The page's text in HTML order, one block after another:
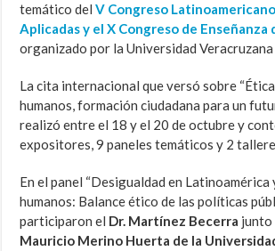
temático delV Congreso
Aplicadas y el X Congreso de Enseñanza
organizado por la Universidad
La cita internacional que versó sobre
humanos, formación ciudadana para un
realizó entre el 18 y el 20 de octubre y
expositores, 9 paneles temáticos y 2
En el panel “Desigualdad en Latinoamérica
humanos: Balance ético de las políticas
participaron el Dr. Martínez Becerra
Mauricio Merino Huerta de la